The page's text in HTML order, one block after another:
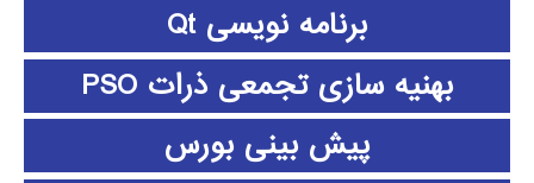
برنامه نویسی Qt
بهنیه سازی تجمعی ذرات PSO
پیش بینی بورس